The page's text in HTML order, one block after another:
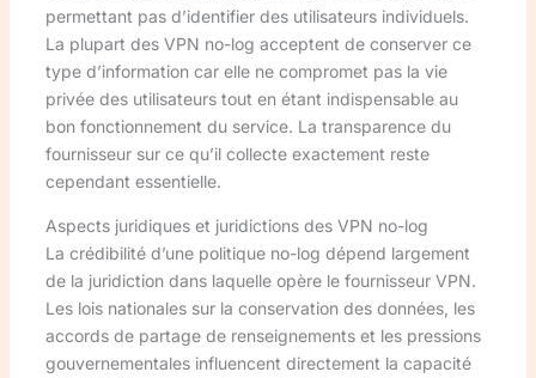
permettant pas d’identifier des utilisateurs individuels.
La plupart des VPN no-log acceptent de conserver ce
type d’information car elle ne compromet pas la vie
privée des utilisateurs tout en étant indispensable au
bon fonctionnement du service. La transparence du
fournisseur sur ce qu’il collecte exactement reste
cependant essentielle.
Aspects juridiques et juridictions des VPN no-log
La crédibilité d’une politique no-log dépend largement
de la juridiction dans laquelle opère le fournisseur VPN.
Les lois nationales sur la conservation des données, les
accords de partage de renseignements et les pressions
gouvernementales influencent directement la capacité